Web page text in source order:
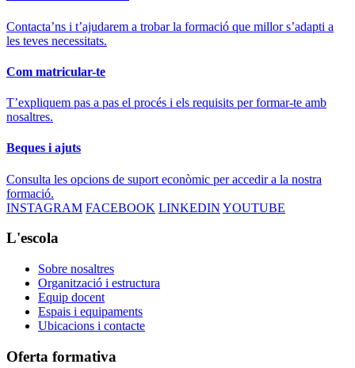
Contacta’ns i t’ajudarem a trobar la formació que millor s’adapti a
les teves necessitats.
Com matricular-te
T’expliquem pas a pas el procés i els requisits per formar-te amb
nosaltres.
Beques i ajuts
Consulta les opcions de suport econòmic per accedir a la nostra
formació.
INSTAGRAM FACEBOOK LINKEDIN YOUTUBE
L'escola
Sobre nosaltres
Organització i estructura
Equip docent
Espais i equipaments
Ubicacions i contacte
Oferta formativa